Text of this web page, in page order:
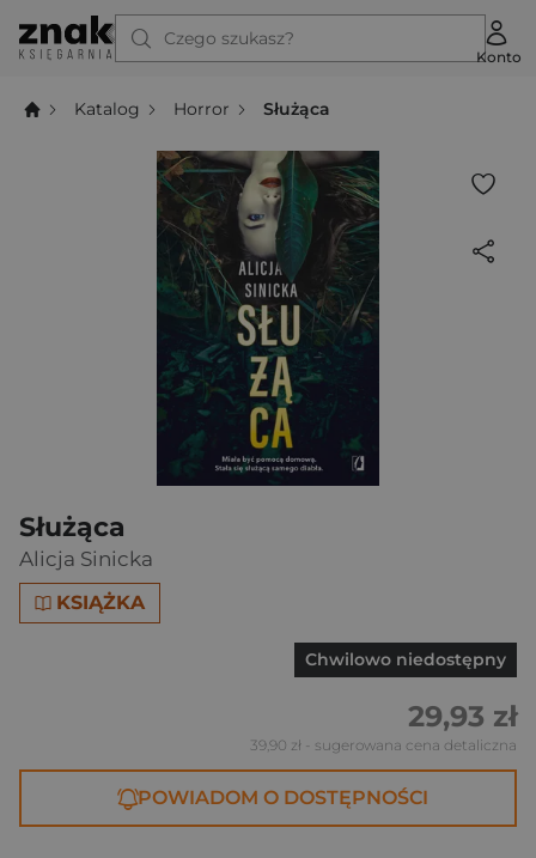
Czego szukasz?
Konto
Katalog Horror Służąca
Służąca
Alicja Sinicka
KSIĄŻKA
Chwilowo niedostępny
29,93 zł
39,90 zł - sugerowana cena detaliczna
POWIADOM O DOSTĘPNOŚCI